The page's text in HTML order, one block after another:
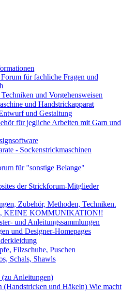
für fachliche Fragen und
und Vorgehensweisen
und Handstrickapparat
und Gestaltung
für jegliche Arbeiten mit Garn und
- Sockenstrickmaschinen
für "sonstige Belange"
der Strickforum-Mitglieder
Zubehör, Methoden, Techniken.
KEINE KOMMUNIKATION!!
und Anleitungssammlungen
und Designer-Homepages
Filzschuhe, Puschen
Schals, Shawls
Anleitungen)
und Häkeln) Wie macht